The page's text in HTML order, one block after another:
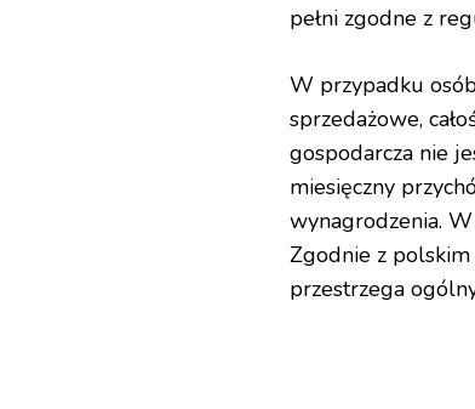
pełni zgodne z
W przypadku
sprzedażowe,
gospodarcza nie
miesięczny
wynagrodzenia.
Zgodnie z
przestrzega